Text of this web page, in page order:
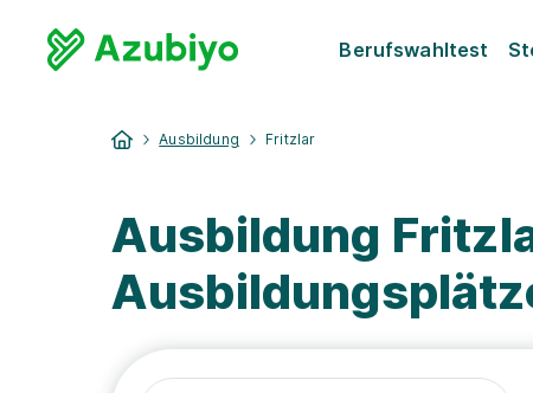
Berufswahltest
Ausbildung Fritzlar
Ausbildung